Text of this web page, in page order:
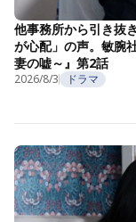
他事務所から引き抜
が心配」の声。敏腕
妻の嘘～』第2話
2026/8/3 ドラマ